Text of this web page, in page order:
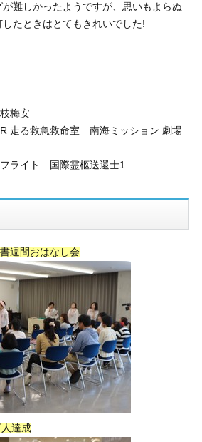
難しかったようですが、思いもよらぬ
たときはとてもきれいでした!
梅安
走る救急救命室 南海ミッション 劇場
ライト 国際霊柩送還士1
週間おはなし会
達成